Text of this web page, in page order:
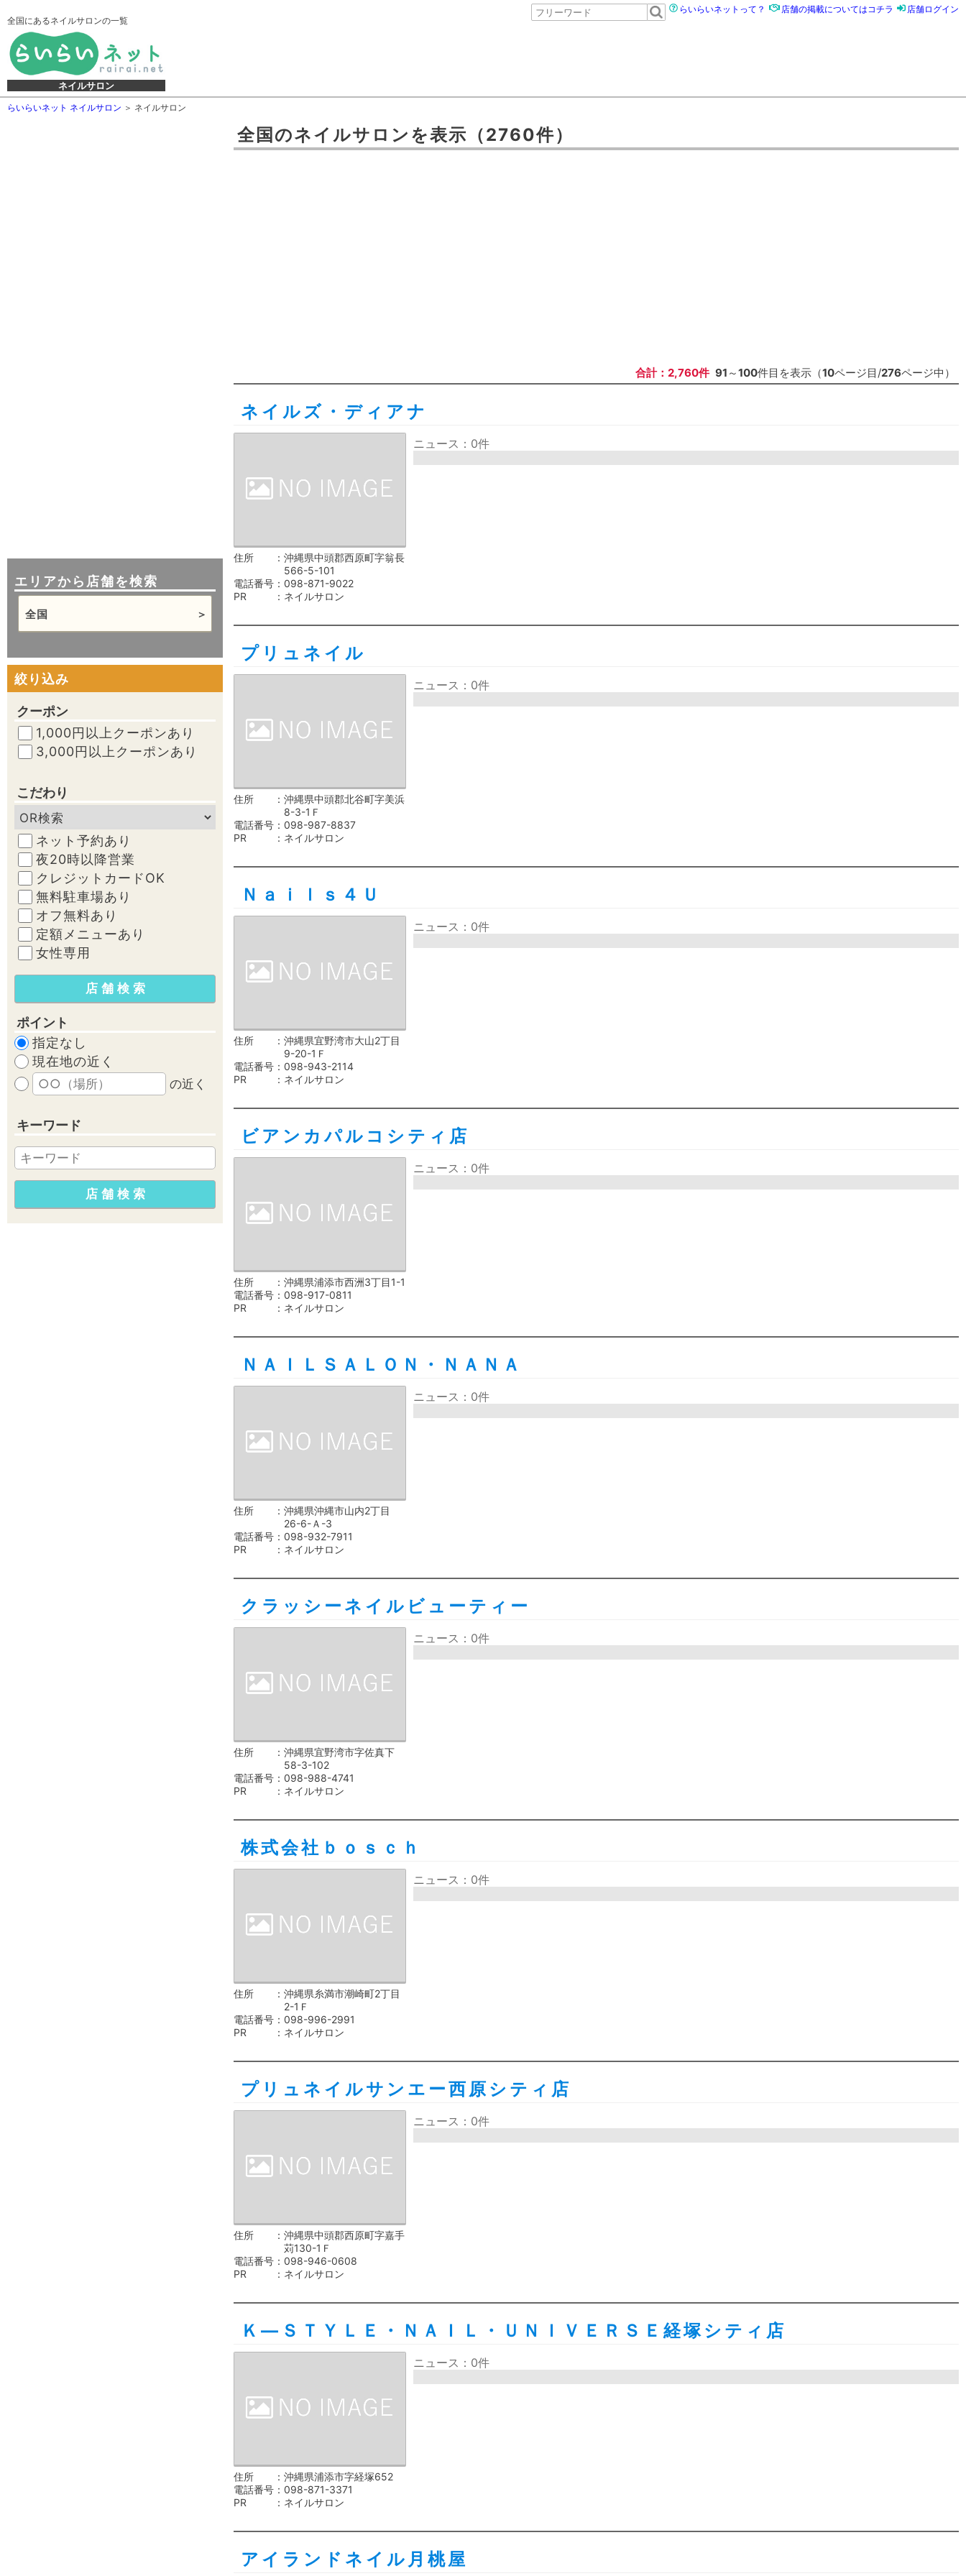
全国にあるネイルサロンの一覧
ネイルサロン
らいらいネットって？ 店舗の掲載についてはコチラ 店舗ログイン
らいらいネット ネイルサロン ネイルサロン
エリアから店舗を検索
全国
絞り込み
クーポン
1,000円以上クーポンあり
3,000円以上クーポンあり
こだわり
ネット予約あり
夜20時以降営業
クレジットカードOK
無料駐車場あり
オフ無料あり
定額メニューあり
女性専用
ポイント
指定なし
現在地の近く
の近く
キーワード
全国 のネイルサロン を表示 （2760件）
合計：2,760件 91 ～100件目を表示（10ページ目/276ページ中）
ネイルズ・ディアナ
住所
沖縄県中頭郡西原町字翁長
566-5-101
電話番号
098-871-9022
PR
ネイルサロン
ニュース：0件
プリュネイル
住所
沖縄県中頭郡北谷町字美浜
8-3-1Ｆ
電話番号
098-987-8837
PR
ネイルサロン
ニュース：0件
Ｎａｉｌｓ４Ｕ
住所
沖縄県宜野湾市大山2丁目
9-20-1Ｆ
電話番号
098-943-2114
PR
ネイルサロン
ニュース：0件
ビアンカパルコシティ店
住所
沖縄県浦添市西洲3丁目1-1
電話番号
098-917-0811
PR
ネイルサロン
ニュース：0件
ＮＡＩＬＳＡＬＯＮ・ＮＡＮＡ
住所
沖縄県沖縄市山内2丁目
26-6-Ａ-3
電話番号
098-932-7911
PR
ネイルサロン
ニュース：0件
クラッシーネイルビューティー
住所
沖縄県宜野湾市字佐真下
58-3-102
電話番号
098-988-4741
PR
ネイルサロン
ニュース：0件
株式会社ｂｏｓｃｈ
住所
沖縄県糸満市潮崎町2丁目
2-1Ｆ
電話番号
098-996-2991
PR
ネイルサロン
ニュース：0件
プリュネイルサンエー西原シティ店
住所
沖縄県中頭郡西原町字嘉手
苅130-1Ｆ
電話番号
098-946-0608
PR
ネイルサロン
ニュース：0件
Ｋ―ＳＴＹＬＥ・ＮＡＩＬ・ＵＮＩＶＥＲＳＥ経塚シティ店
住所
沖縄県浦添市字経塚652
電話番号
098-871-3371
PR
ネイルサロン
ニュース：0件
アイランドネイル月桃屋